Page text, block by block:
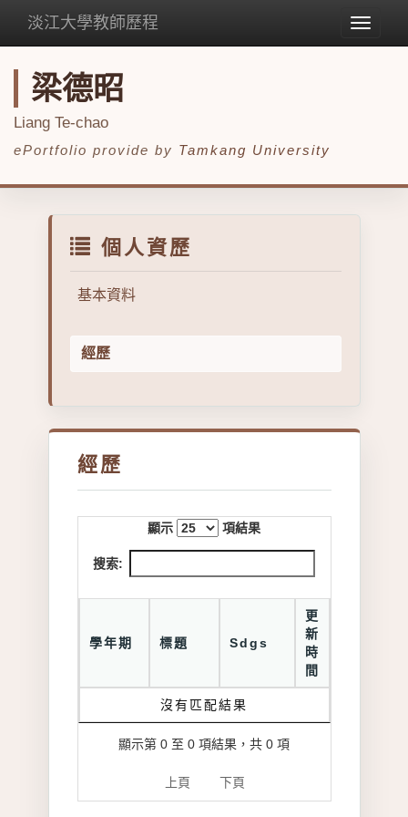
Toggle
淡江大學教師歷程
梁德昭
Liang Te-chao
ePortfolio provide by Tamkang University
個人資歷
基本資料
經歷
經歷
顯示 項結果
搜索:
學年期 標題 Sdgs
更
新
時
間
沒有匹配結果
顯示第 0 至 0 項結果，共 0 項
上頁 下頁